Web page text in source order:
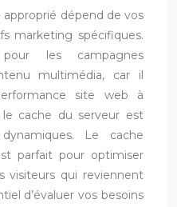
dépend de vos
marketing spécifiques.
les campagnes
multimédia, car il
site web à
le cache du serveur est
Le cache
parfait pour optimiser
visiteurs qui reviennent
d’évaluer vos besoins